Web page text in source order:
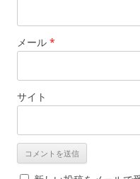
メール *
サイト